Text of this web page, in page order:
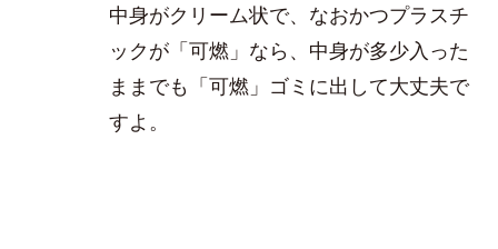
中身がクリーム状で、なおかつプラスチ
ックが「可燃」なら、中身が多少入った
ままでも「可燃」ゴミに出して大丈夫で
すよ。